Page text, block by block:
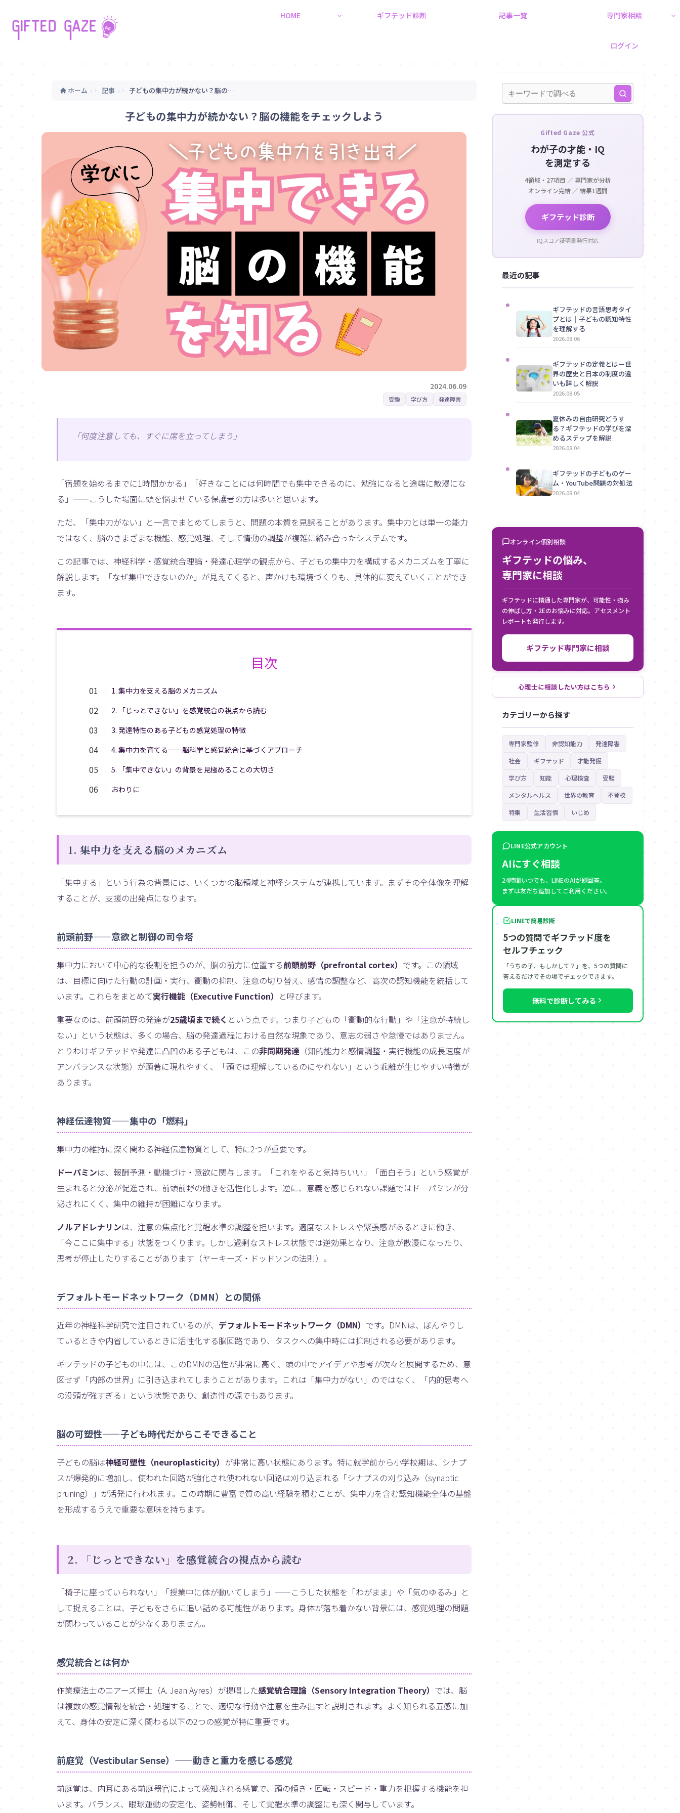
HOME ギフテッド診断 記事一覧 専門家相談
ログイン
ホーム › 記事 › 子どもの集中力が続かない？脳の…
子どもの集中力が続かない？脳の機能をチェックしよう
2024.06.09
受験 学び方 発達障害
「何度注意しても、すぐに席を立ってしまう」
「宿題を始めるまでに1時間かかる」「好きなことには何時間でも集中できるのに、勉強になると途端に散漫にな
る」——こうした場面に頭を悩ませている保護者の方は多いと思います。
ただ、「集中力がない」と一言でまとめてしまうと、問題の本質を見誤ることがあります。集中力とは単一の能力
ではなく、脳のさまざまな機能、感覚処理、そして情動の調整が複雑に絡み合ったシステムです。
この記事では、神経科学・感覚統合理論・発達心理学の観点から、子どもの集中力を構成するメカニズムを丁寧に
解説します。「なぜ集中できないのか」が見えてくると、声かけも環境づくりも、具体的に変えていくことができ
ます。
目次
1. 集中力を支える脳のメカニズム
2. 「じっとできない」を感覚統合の視点から読む
3. 発達特性のある子どもの感覚処理の特徴
4. 集中力を育てる——脳科学と感覚統合に基づくアプローチ
5. 「集中できない」の背景を見極めることの大切さ
おわりに
1. 集中力を支える脳のメカニズム
「集中する」という行為の背景には、いくつかの脳領域と神経システムが連携しています。まずその全体像を理解
することが、支援の出発点になります。
前頭前野——意欲と制御の司令塔
集中力において中心的な役割を担うのが、脳の前方に位置する前頭前野（prefrontal cortex） です。この領域
は、目標に向けた行動の計画・実行、衝動の抑制、注意の切り替え、感情の調整など、高次の認知機能を統括して
います。これらをまとめて実行機能（Executive Function） と呼びます。
重要なのは、前頭前野の発達が25歳頃まで続く という点です。つまり子どもの「衝動的な行動」や「注意が持続し
ない」という状態は、多くの場合、脳の発達過程における自然な現象であり、意志の弱さや怠慢ではありません。
とりわけギフテッドや発達に凸凹のある子どもは、この非同期発達 （知的能力と感情調整・実行機能の成長速度が
アンバランスな状態）が顕著に現れやすく、「頭では理解しているのにやれない」という乖離が生じやすい特徴が
あります。
神経伝達物質——集中の「燃料」
集中力の維持に深く関わる神経伝達物質として、特に2つが重要です。
ドーパミンは、報酬予測・動機づけ・意欲に関与します。「これをやると気持ちいい」「面白そう」という感覚が
生まれると分泌が促進され、前頭前野の働きを活性化します。逆に、意義を感じられない課題ではドーパミンが分
泌されにくく、集中の維持が困難になります。
ノルアドレナリンは、注意の焦点化と覚醒水準の調整を担います。適度なストレスや緊張感があるときに働き、
「今ここに集中する」状態をつくります。しかし過剰なストレス状態では逆効果となり、注意が散漫になったり、
思考が停止したりすることがあります（ヤーキーズ・ドッドソンの法則）。
デフォルトモードネットワーク（DMN）との関係
近年の神経科学研究で注目されているのが、 デフォルトモードネットワーク（DMN） です。DMNは、ぼんやりし
ているときや内省しているときに活性化する脳回路であり、タスクへの集中時には抑制される必要があります。
ギフテッドの子どもの中には、このDMNの活性が非常に高く、頭の中でアイデアや思考が次々と展開するため、意
図せず「内部の世界」に引き込まれてしまうことがあります。これは「集中力がない」のではなく、「内的思考へ
の没頭が強すぎる」という状態であり、創造性の源でもあります。
脳の可塑性——子ども時代だからこそできること
子どもの脳は神経可塑性（neuroplasticity） が非常に高い状態にあります。特に就学前から小学校期は、シナプ
スが爆発的に増加し、使われた回路が強化され使われない回路は刈り込まれる「シナプスの刈り込み（synaptic
pruning）」が活発に行われます。この時期に豊富で質の高い経験を積むことが、集中力を含む認知機能全体の基盤
を形成するうえで重要な意味を持ちます。
2. 「じっとできない」を感覚統合の視点から読む
「椅子に座っていられない」「授業中に体が動いてしまう」——こうした状態を「わがまま」や「気のゆるみ」と
して捉えることは、子どもをさらに追い詰める可能性があります。身体が落ち着かない背景には、感覚処理の問題
が関わっていることが少なくありません。
感覚統合とは何か
作業療法士のエアーズ博士（A. Jean Ayres）が提唱した感覚統合理論（Sensory Integration Theory） では、脳
は複数の感覚情報を統合・処理することで、適切な行動や注意を生み出すと説明されます。よく知られる五感に加
えて、身体の安定に深く関わる以下の2つの感覚が特に重要です。
前庭覚（Vestibular Sense）——動きと重力を感じる感覚
前庭覚は、内耳にある前庭器官によって感知される感覚で、頭の傾き・回転・スピード・重力を把握する機能を担
います。バランス、眼球運動の安定化、姿勢制御、そして覚醒水準の調整にも深く関与しています。
Gifted Gaze 公式
わが子の才能・IQ
を測定する
4領域・27項目 ／ 専門家が分析
オンライン完結 ／ 結果1週間
ギフテッド診断
IQスコア証明書発行対応
オンライン個別相談
ギフテッドの悩み、
専門家に相談
ギフテッドに精通した専門家が、可能性・強み
の伸ばし方・2Eのお悩みに対応。アセスメント
レポートも発行します。
ギフテッド専門家に相談
心理士に相談したい方はこちら
カテゴリーから探す
専門家監修 非認知能力
発達障害
社会
ギフテッド
才能発掘
学び方
知能 心理検査
受験
メンタルヘルス
世界の教育
不登校
特集
生活習慣 いじめ
最近の記事
ギフテッドの言語思考タイ
プとは｜子どもの認知特性
を理解する
2026.08.06
ギフテッドの定義とはー世
界の歴史と日本の制度の違
いも詳しく解説
2026.08.05
夏休みの自由研究どうす
る？ギフテッドの学びを深
めるステップを解説
2026.08.04
ギフテッドの子どものゲー
ム・YouTube問題の対処法
2026.08.04
LINE公式アカウント
AIにすぐ相談
24時間いつでも、LINEのAIが即回答。
まずは友だち追加してご利用ください。
LINEで簡易診断
5つの質問でギフテッド度を
セルフチェック
「うちの子、もしかして？」を、5つの質問に
答えるだけでその場でチェックできます。
無料で診断してみる